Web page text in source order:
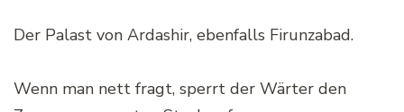
Der Palast von Ardashir, ebenfalls Firunzabad.
Wenn man nett fragt, sperrt der Wärter den